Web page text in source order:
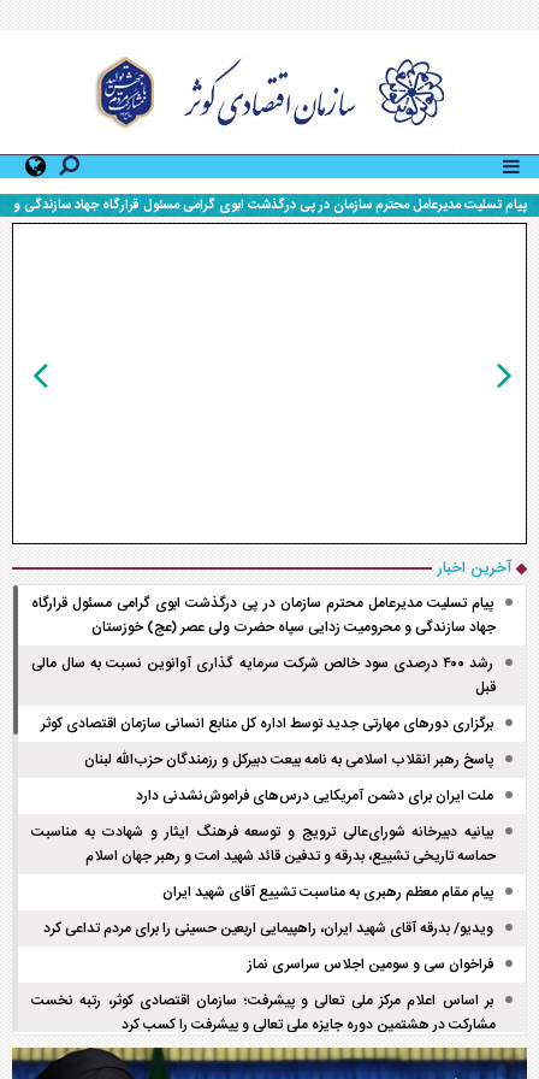
آخرین اخبار
پیام تسلیت مدیرعامل محترم سازمان در پی درگذشت ابوی گرامی مسئول قرارگاه
جهاد سازندگی و محرومیت زدایی سپاه حضرت ولی عصر (عج) خوزستان
رشد ۴۰۰ درصدی سود خالص شرکت سرمایه گذاری آوانوین نسبت به سال مالی
قبل
برگزاری دور‌های مهارتی جدید توسط اداره کل منابع انسانی سازمان اقتصادی کوثر
پاسخ رهبر انقلاب اسلامی به نامه بیعت دبیرکل و رزمندگان حزب‌الله لبنان
ملت ایران برای دشمن آمریکایی درس‌های فراموش‌نشدنی دارد
بیانیه دبیرخانه شورای‌عالی ترویج و توسعه فرهنگ ایثار و شهادت به مناسبت
حماسه تاریخی تشییع، بدرقه و تدفین قائد شهید امت و رهبر جهان اسلام
پیام مقام معظم رهبری به مناسبت تشییع آقای شهید ایران
ویدیو/ بدرقه آقای شهید ایران، راهپیمایی اربعین حسینی را برای مردم تداعی کرد
فراخوان سی و سومین اجلاس سراسری نماز
بر اساس اعلام مرکز ملی تعالی و پیشرفت؛ سازمان اقتصادی کوثر، رتبه نخست
مشارکت در هشتمین دوره جایزه ملی تعالی و پیشرفت را کسب کرد
تاسوعا و عاشورای حسینی تسلیت و تعزیت باد